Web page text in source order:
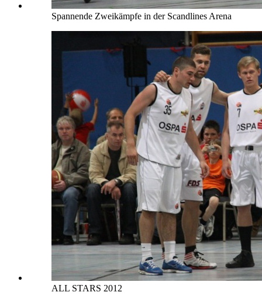
Spannende Zweikämpfe in der Scandlines Arena
ALL STARS 2012